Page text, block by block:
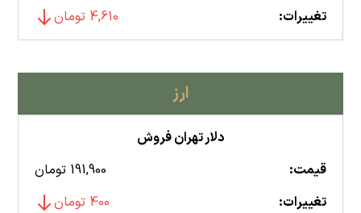
تغییرات:
4,610 تومان
ارز
دلار تهران فروش
قیمت:
191,900 تومان
تغییرات:
400 تومان